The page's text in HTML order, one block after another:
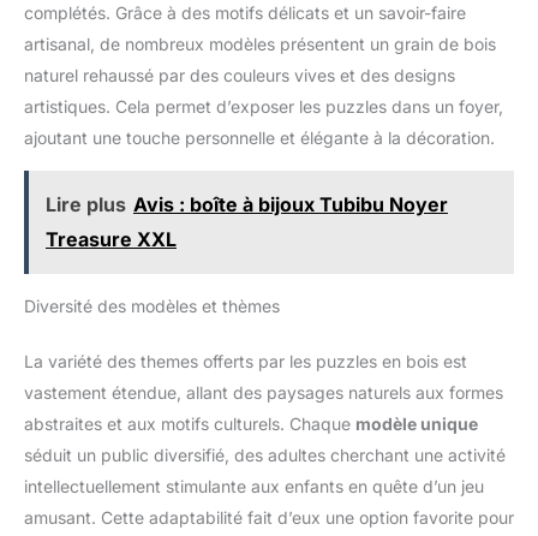
complétés. Grâce à des motifs délicats et un savoir-faire
artisanal, de nombreux modèles présentent un grain de bois
naturel rehaussé par des couleurs vives et des designs
artistiques. Cela permet d’exposer les puzzles dans un foyer,
ajoutant une touche personnelle et élégante à la décoration.
Lire plus Avis : boîte à bijoux Tubibu Noyer
Treasure XXL
Diversité des modèles et thèmes
La variété des themes offerts par les puzzles en bois est
vastement étendue, allant des paysages naturels aux formes
abstraites et aux motifs culturels. Chaque modèle unique
séduit un public diversifié, des adultes cherchant une activité
intellectuellement stimulante aux enfants en quête d’un jeu
amusant. Cette adaptabilité fait d’eux une option favorite pour